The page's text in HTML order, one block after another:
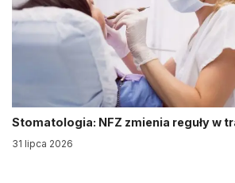
Stomatologia: NFZ zmienia reguły w
31 lipca 2026